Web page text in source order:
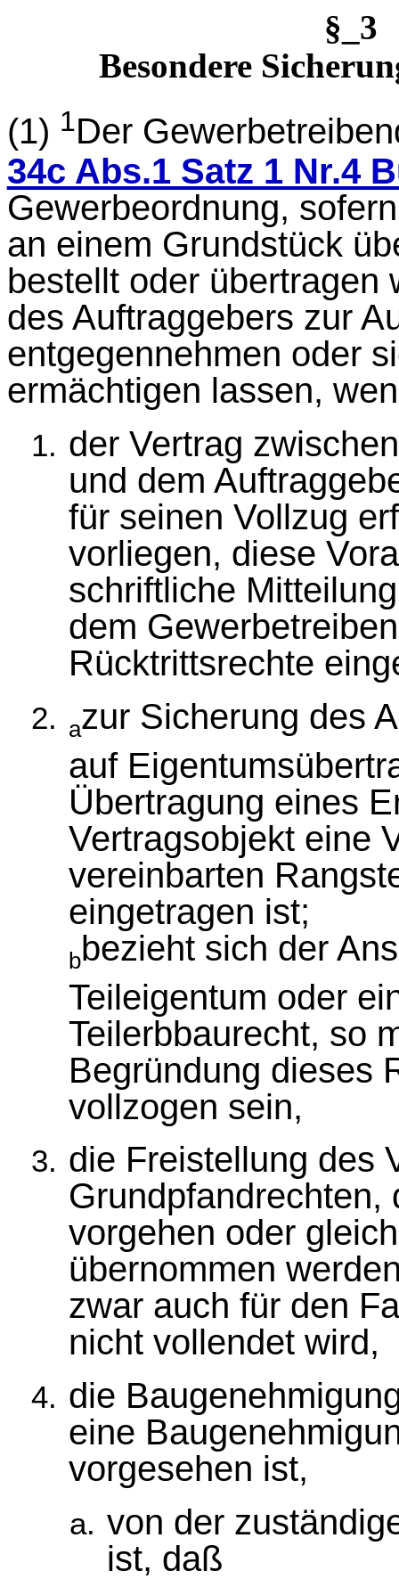
Besondere
(1) 1Der
34c Abs.1 Satz 1 Nr.4
Gewerbeordnung,
an einem Grundstück
bestellt oder übertragen
des Auftraggebers zur
entgegennehmen oder
ermächtigen lassen,
der Vertrag
und dem
für seinen Vollzug
vorliegen, diese
schriftliche
dem
Rücktrittsrechte
azur Sicherung des
auf
Übertragung eines
Vertragsobjekt eine
vereinbarten
eingetragen ist;
bbezieht sich der
Teileigentum oder
Teilerbbaurecht, so
Begründung dieses
vollzogen sein,
die Freistellung des
Grundpfandrechten,
vorgehen oder
übernommen
zwar auch für den
nicht vollendet wird,
die
eine
vorgesehen ist,
von der
ist, daß